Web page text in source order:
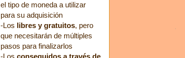
el tipo de moneda a utilizar
para su adquisición
-Los libres y gratuitos, pero
que necesitarán de múltiples
pasos para finalizarlos
-Los conseguidos a través de